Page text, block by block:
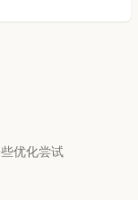
优化尝试